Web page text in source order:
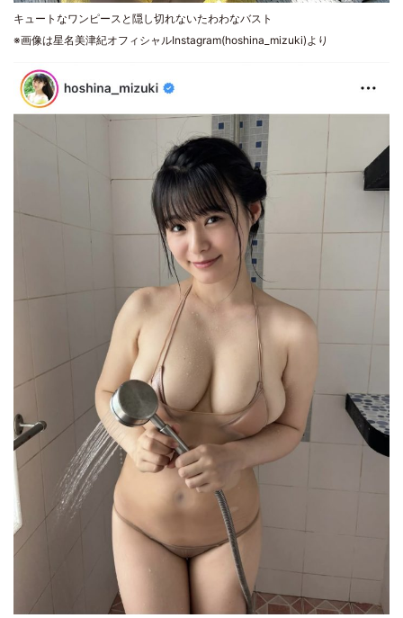
キュートなワンピースと隠し切れないたわわなバスト
※画像は星名美津紀オフィシャルInstagram(hoshina_mizuki)より